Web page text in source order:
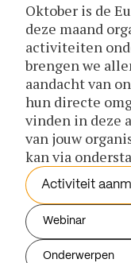
Oktober is de
deze maand
activiteiten
brengen we
aandacht van
hun directe
vinden in deze
van jouw
kan via
Activiteit
Webinar
Onderwerpen